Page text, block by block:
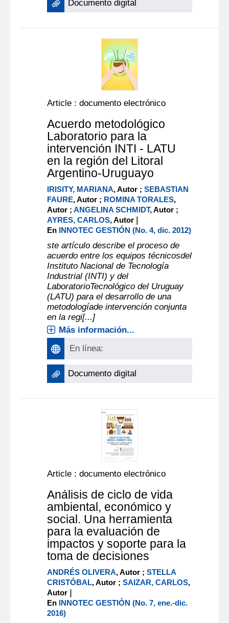
Documento digital
Article : documento electrónico
Acuerdo metodológico
Laboratorio para la
intervención INTI - LATU
en la región del Litoral
Argentino-Uruguayo
IRISITY, MARIANA, Autor ;SEBASTIAN
FAURE, Autor ; ROMINA TORALES,
Autor ;ANGELINA SCHMIDT, Autor ;
AYRES, CARLOS, Autor |
En INNOTEC GESTIÓN (No. 4, dic. 2012)
ste artículo describe el proceso de
acuerdo entre los equipos técnicosdel
Instituto Nacional de Tecnología
Industrial (INTI) y del
LaboratorioTecnológico del Uruguay
(LATU) para el desarrollo de una
metodologíade intervención conjunta
en la regi[...]
Más información...
En línea:
Documento digital
Article : documento electrónico
Análisis de ciclo de vida
ambiental, económico y
social. Una herramienta
para la evaluación de
impactos y soporte para la
toma de decisiones
ANDRÉS OLIVERA, Autor ;STELLA
CRISTÓBAL, Autor ;SAIZAR, CARLOS,
Autor |
En INNOTEC GESTIÓN (No. 7, ene.-dic.
2016)